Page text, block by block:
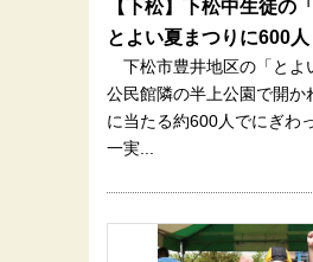
【下松】下松中生徒
とよい夏まつりに600人
下松市豊井地区の「とよ
公民館隣の半上公園で開か
に当たる約600人でにぎ
一実...